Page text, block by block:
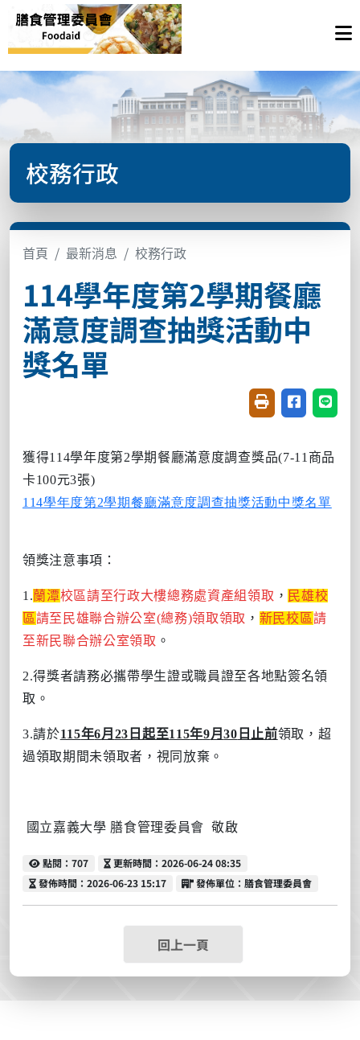
校務行政
首頁 最新消息 校務行政
114學年度第2學期餐廳
滿意度調查抽獎活動中
獎名單
友善列印(開新視
分享至臉書
分享
獲得114學年度第2學期餐廳滿意度調查獎品(7-11 商品
卡100元3張)
114學年度第2學期餐廳滿意度調查抽獎活動中獎名單
領獎注意事項：
1.蘭潭校區請至行政大樓總務處資產組領取 ， 民雄校
區請至民雄聯合辦公室(總務)領取領取 ， 新民校區請
至新民聯合辦公室領取 。
2.得獎者請務必攜帶學生證或職員證至各地點簽名領
取。
3.請於115年6月 23 日起至115年9月30 日止前領取，超
過領取期間未領取者，視同放棄。
國立嘉義大學 膳食管理委員會 敬啟
點閱
點閱：707 更新時間
更新時間：2026-06-24 08:35
發佈時間
發佈時間：2026-06-23 15:17 發佈單位
發佈單位：膳食管理委員會
回上一頁